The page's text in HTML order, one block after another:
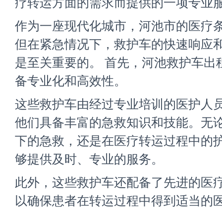
疗转运方面的需求而提供的一项专业
作为一座现代化城市，河池市的医疗
但在紧急情况下，救护车的快速响应
是至关重要的。 首先，河池救护车出
备专业化和高效性。
这些救护车由经过专业培训的医护人
他们具备丰富的急救知识和技能。无
下的急救，还是在医疗转运过程中的
够提供及时、专业的服务。
此外，这些救护车还配备了先进的医
以确保患者在转运过程中得到适当的